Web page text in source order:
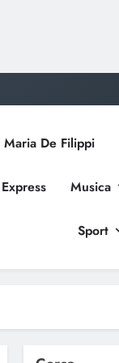
De Filippi
Musica
Sport